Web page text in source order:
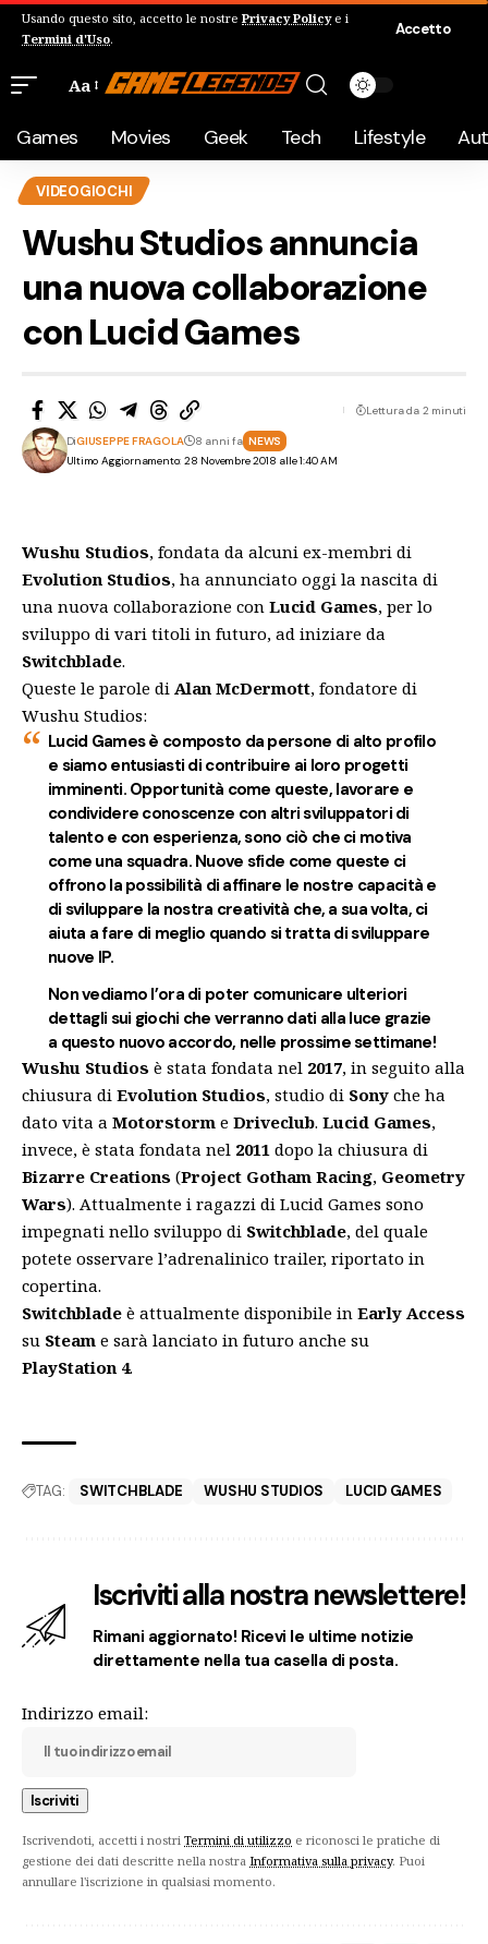
Usando questo sito, accetto le nostre Privacy Policye i
Termini d'Uso.
Accetto
Aa
Games Movies Geek Tech Lifestyle
VIDEOGIOCHI
Wushu Studios annuncia
una nuova collaborazione
con Lucid Games
Ultimo Aggiornamento: 28 Novembre 2018 alle 1:40 AM
DiGIUSEPPE FRAGOLA 8 anni fa NEWS
Lettura da 2 minuti
Wushu Studios, fondata da alcuni ex-membri di
Evolution Studios, ha annunciato oggi la nascita di
una nuova collaborazione con Lucid Games, per lo
sviluppo di vari titoli in futuro, ad iniziare da
Switchblade.
Queste le parole di Alan McDermott, fondatore di
Wushu Studios:
Lucid Games è composto da persone di alto profilo
e siamo entusiasti di contribuire ai loro progetti
imminenti. Opportunità come queste, lavorare e
condividere conoscenze con altri sviluppatori di
talento e con esperienza, sono ciò che ci motiva
come una squadra. Nuove sfide come queste ci
offrono la possibilità di affinare le nostre capacità e
di sviluppare la nostra creatività che, a sua volta, ci
aiuta a fare di meglio quando si tratta di sviluppare
nuove IP.
Non vediamo l’ora di poter comunicare ulteriori
dettagli sui giochi che verranno dati alla luce grazie
a questo nuovo accordo, nelle prossime settimane!
Wushu Studios è stata fondata nel 2017, in seguito alla
chiusura di Evolution Studios, studio di Sony che ha
dato vita a Motorstorm e Driveclub. Lucid Games,
invece, è stata fondata nel 2011 dopo la chiusura di
Bizarre Creations (Project Gotham Racing, Geometry
Wars). Attualmente i ragazzi di Lucid Games sono
impegnati nello sviluppo di Switchblade, del quale
potete osservare l’adrenalinico trailer, riportato in
copertina.
Switchblade è attualmente disponibile in Early Access
su Steam e sarà lanciato in futuro anche su
PlayStation 4.
TAG: SWITCHBLADE WUSHU STUDIOS LUCID GAMES
Iscriviti alla nostra newslettere!
Rimani aggiornato! Ricevi le ultime notizie
direttamente nella tua casella di posta.
Indirizzo email:
Iscrivendoti, accetti i nostri Termini di utilizzo e riconosci le pratiche di
gestione dei dati descritte nella nostra Informativa sulla privacy. Puoi
annullare l'iscrizione in qualsiasi momento.